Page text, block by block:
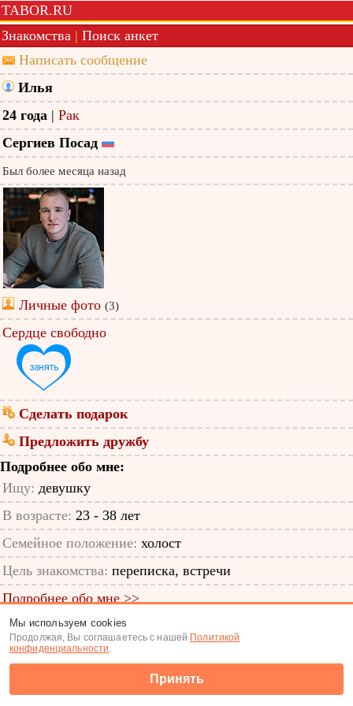
TABOR.RU
Знакомства | Поиск анкет
Написать сообщение
Илья
24 года | Рак
Сергиев Посад
Был более месяца назад
Личные фото (3)
Сердце свободно
Сделать подарок
Предложить дружбу
Подробнее обо мне:
Ищу: девушку
В возрасте: 23 - 38 лет
Семейное положение: холост
Цель знакомства: переписка, встречи
Подробнее обо мне >>
ID анкеты: 60302265
Знакомства|Поиск анкет
Мы используем cookies
Продолжая, Вы соглашаетесь с нашей Политикой
конфиденциальности.
Принять